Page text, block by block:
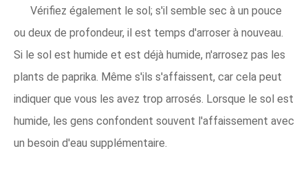
Vérifiez également le sol; s'il semble sec à un pouce
ou deux de profondeur, il est temps d'arroser à nouveau.
Si le sol est humide et est déjà humide, n'arrosez pas les
plants de paprika. Même s'ils s'affaissent, car cela peut
indiquer que vous les avez trop arrosés. Lorsque le sol est
humide, les gens confondent souvent l'affaissement avec
un besoin d'eau supplémentaire.